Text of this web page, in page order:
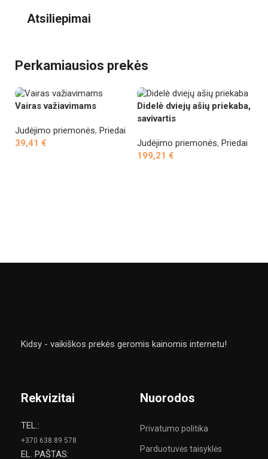
Atsiliepimai
Perkamiausios prekės
Vairas važiavimams
Judėjimo priemonės, Priedai
39,41 €
Didelė dviejų ašių priekaba,
savivartis
Judėjimo priemonės, Priedai
199,21 €
Kidsy - vaikiškos prekės geromis kainomis internetu!
Rekvizitai
TEL.:
+370 638 89 578
EL. PAŠTAS:
Nuorodos
Privatumo politika
Parduotuvės taisyklės